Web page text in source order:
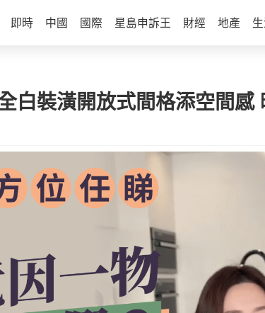
即時 中國 國際 星島申訴王 財經 地產
白裝潢開放式間格添空間感